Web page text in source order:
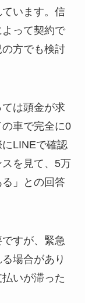
います。信
って契約で
方でも検討
は頭金が求
車で完全に0
LINEで確認
を見て、5万
」との回答
すが、 緊急
場合があり
いが滞った